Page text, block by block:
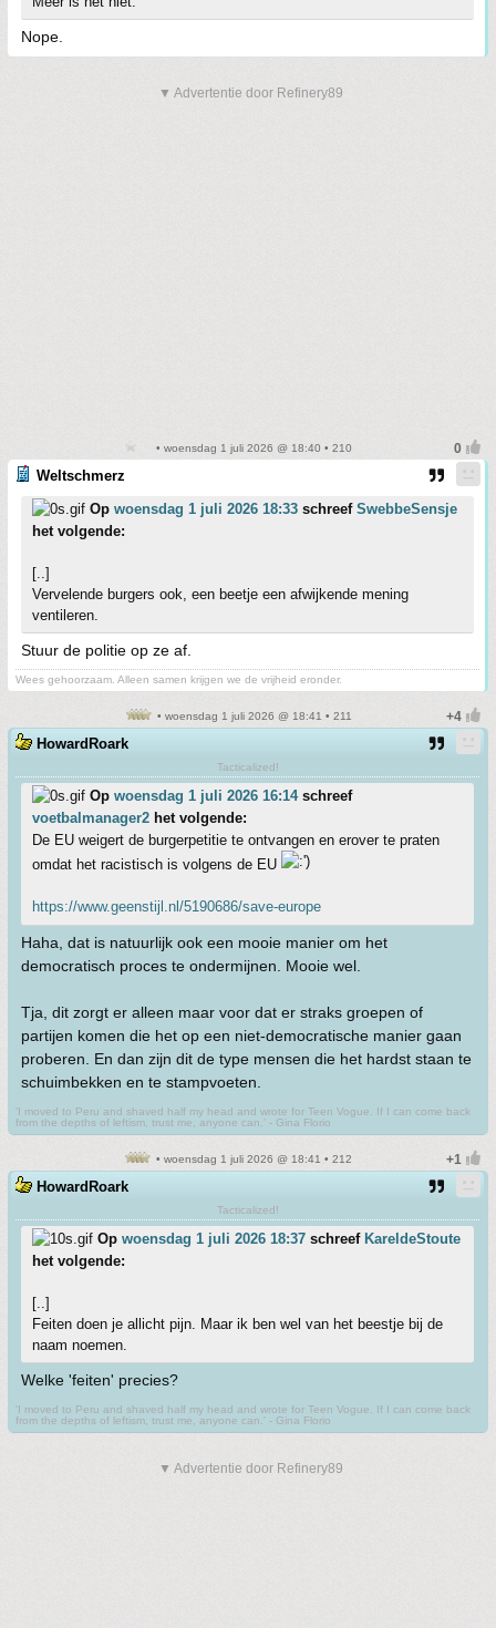
Nope.
▼ Advertentie door Refinery89
• woensdag 1 juli 2026 @ 18:40 • 210
Weltschmerz
Op woensdag 1 juli 2026 18:33 schreef SwebbeSensje
het volgende:
[..]
Vervelende burgers ook, een beetje een afwijkende mening
ventileren.
Stuur de politie op ze af.
Wees gehoorzaam. Alleen samen krijgen we de vrijheid eronder.
• woensdag 1 juli 2026 @ 18:41 • 211
HowardRoark
Tacticalized!
Op woensdag 1 juli 2026 16:14schreef
voetbalmanager2 het volgende:
De EU weigert de burgerpetitie te ontvangen en erover te praten
omdat het racistisch is volgens de EU
https://www.geenstijl.nl/5190686/save-europe
Haha, dat is natuurlijk ook een mooie manier om het
democratisch proces te ondermijnen. Mooie wel.
Tja, dit zorgt er alleen maar voor dat er straks groepen of
partijen komen die het op een niet-democratische manier gaan
proberen. En dan zijn dit de type mensen die het hardst staan te
schuimbekken en te stampvoeten.
'I moved to Peru and shaved half my head and wrote for Teen Vogue. If I can come back
from the depths of leftism, trust me, anyone can.' - Gina Florio
• woensdag 1 juli 2026 @ 18:41 • 212
HowardRoark
Tacticalized!
Op woensdag 1 juli 2026 18:37 schreef KareldeStoute
het volgende:
[..]
Feiten doen je allicht pijn. Maar ik ben wel van het beestje bij de
naam noemen.
Welke 'feiten' precies?
'I moved to Peru and shaved half my head and wrote for Teen Vogue. If I can come back
from the depths of leftism, trust me, anyone can.' - Gina Florio
▼ Advertentie door Refinery89